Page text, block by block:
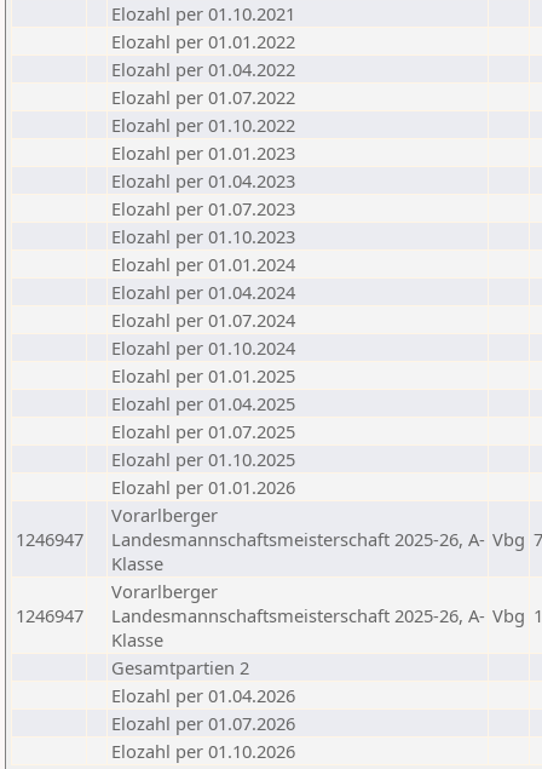
Elozahl per 01.10.2021
Elozahl per 01.01.2022
Elozahl per 01.04.2022
Elozahl per 01.07.2022
Elozahl per 01.10.2022
Elozahl per 01.01.2023
Elozahl per 01.04.2023
Elozahl per 01.07.2023
Elozahl per 01.10.2023
Elozahl per 01.01.2024
Elozahl per 01.04.2024
Elozahl per 01.07.2024
Elozahl per 01.10.2024
Elozahl per 01.01.2025
Elozahl per 01.04.2025
Elozahl per 01.07.2025
Elozahl per 01.10.2025
Elozahl per 01.01.2026
1246947
Vorarlberger
Landesmannschaftsmeisterschaft 2025-26, A-
Klasse
Vbg 7
1246947
Vorarlberger
Landesmannschaftsmeisterschaft 2025-26, A-
Klasse
Vbg
Gesamtpartien 2
Elozahl per 01.04.2026
Elozahl per 01.07.2026
Elozahl per 01.10.2026